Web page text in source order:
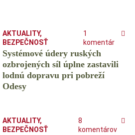
AKTUALITY,
BEZPEČNOSŤ
1
komentár
Systémové údery ruských
ozbrojených síl úplne zastavili
lodnú dopravu pri pobreží
Odesy
AKTUALITY,
BEZPEČNOSŤ
8
komentárov